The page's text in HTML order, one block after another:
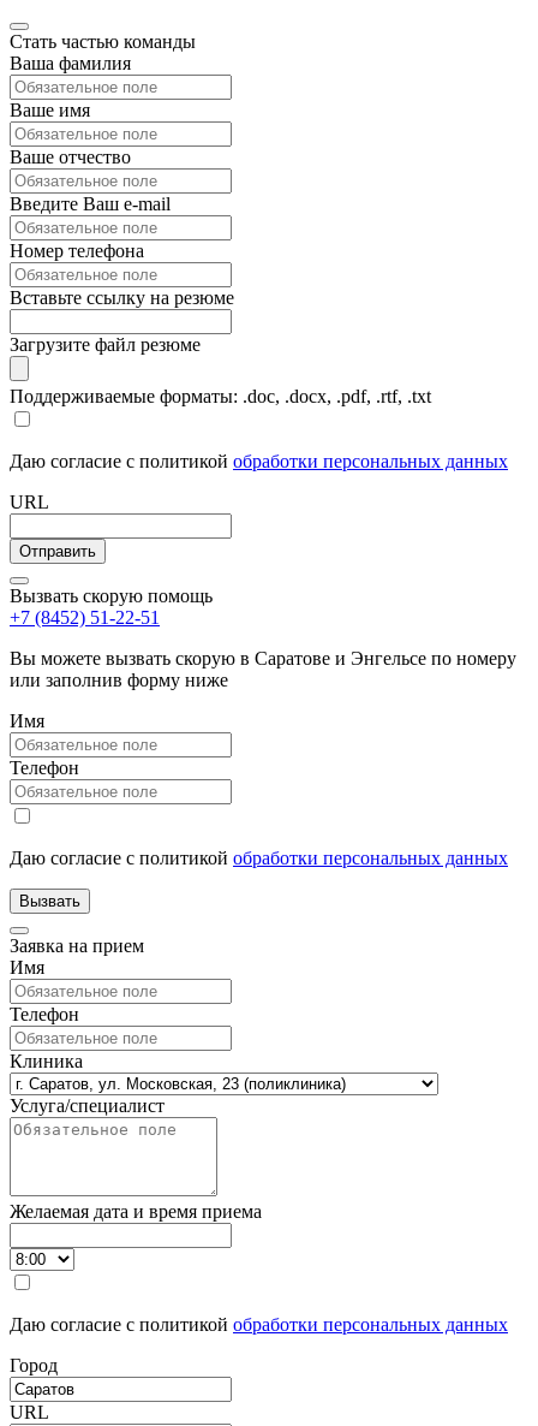
Стать частью команды
Ваша фамилия
Ваше имя
Ваше отчество
Введите Ваш e-mail
Номер телефона
Вставьте ссылку на резюме
Загрузите файл резюме
Поддерживаемые форматы: .doc, .docx, .pdf, .rtf, .txt
Даю согласие с политикой обработки персональных данных
URL
Вызвать скорую помощь
+7 (8452) 51-22-51
Вы можете вызвать скорую в Саратове и Энгельсе по номеру
или заполнив форму ниже
Имя
Телефон
Даю согласие с политикой обработки персональных данных
Заявка на прием
Имя
Телефон
Клиника
Услуга/специалист
Желаемая дата и время приема
Даю согласие с политикой обработки персональных данных
Город
URL